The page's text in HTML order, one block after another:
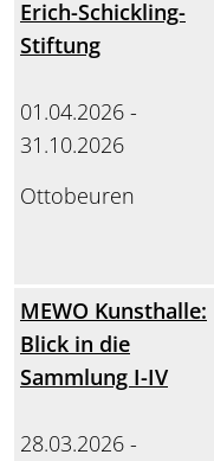
Erich-Schickling-
Stiftung
01.04.2026 -
31.10.2026
Ottobeuren
MEWO Kunsthalle:
Blick in die
Sammlung I-IV
28.03.2026 -